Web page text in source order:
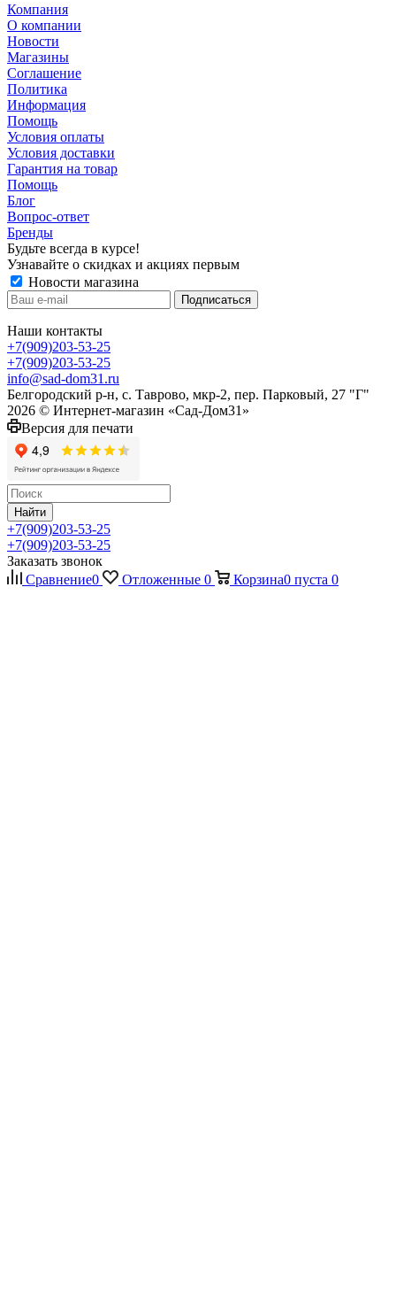
Компания
О компании
Новости
Магазины
Соглашение
Политика
Информация
Помощь
Условия оплаты
Условия доставки
Гарантия на товар
Помощь
Блог
Вопрос-ответ
Бренды
Будьте всегда в курсе!
Узнавайте о скидках и акциях первым
Новости магазина
Наши контакты
+7(909)203-53-25
+7(909)203-53-25
info@sad-dom31.ru
Белгородский р-н, с. Таврово, мкр-2, пер. Парковый, 27 "Г"
2026 © Интернет-магазин «Сад-Дом31»
Версия для печати
Найти
+7(909)203-53-25
+7(909)203-53-25
Заказать звонок
Сравнение0 Отложенные 0 Корзина0 пуста 0